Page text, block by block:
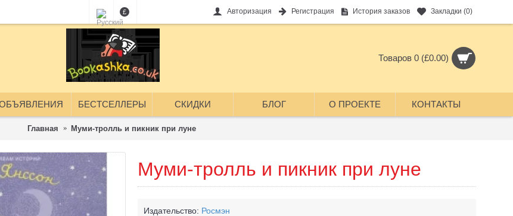
£ Авторизация Регистрация История заказов Закладки (0)
Товаров 0 (£0.00)
БЕСТСЕЛЛЕРЫ СКИДКИ БЛОГ О ПРОЕКТЕ КОНТАКТЫ
Главная Муми-тролль и пикник при луне
Муми-тролль и пикник при луне
Издательство: Росмэн